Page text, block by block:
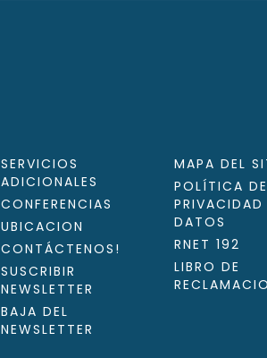
SERVICIOS
ADICIONALES
CONFERENCIAS
UBICACION
CONTÁCTENOS!
SUSCRIBIR
NEWSLETTER
BAJA DEL
NEWSLETTER
MAPA DEL
POLÍTICA DE
PRIVACIDAD
DATOS
RNET 192
LIBRO DE